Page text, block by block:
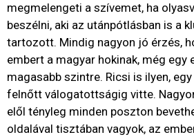
megmelengeti a szívemet, ha
beszélni, aki az utánpótlásban is a
tartozott. Mindig nagyon jó érzés,
embert a magyar hokinak, még egy
magasabb szintre. Ricsi is ilyen,
felnőtt válogatottságig vitte.
elől tényleg minden poszton
oldalával tisztában vagyok, az